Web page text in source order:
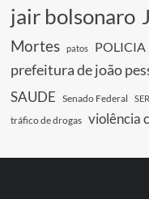
jair bolsonaro
Mortes patos POLICIA
prefeitura de joão
SAUDE Senado Federal
tráfico de drogas violência